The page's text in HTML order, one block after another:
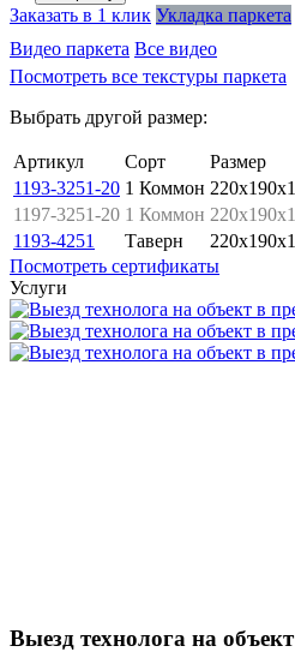
Заказать в 1 клик Укладка паркета
Видео паркета Все видео
Посмотреть все текстуры паркета
Выбрать другой размер:
Артикул Сорт
Размер
1193-3251-20 1 Коммон
1197-3251-20 1 Коммон
1193-4251
Таверн
Посмотреть сертификаты
Услуги
Выезд технолога на